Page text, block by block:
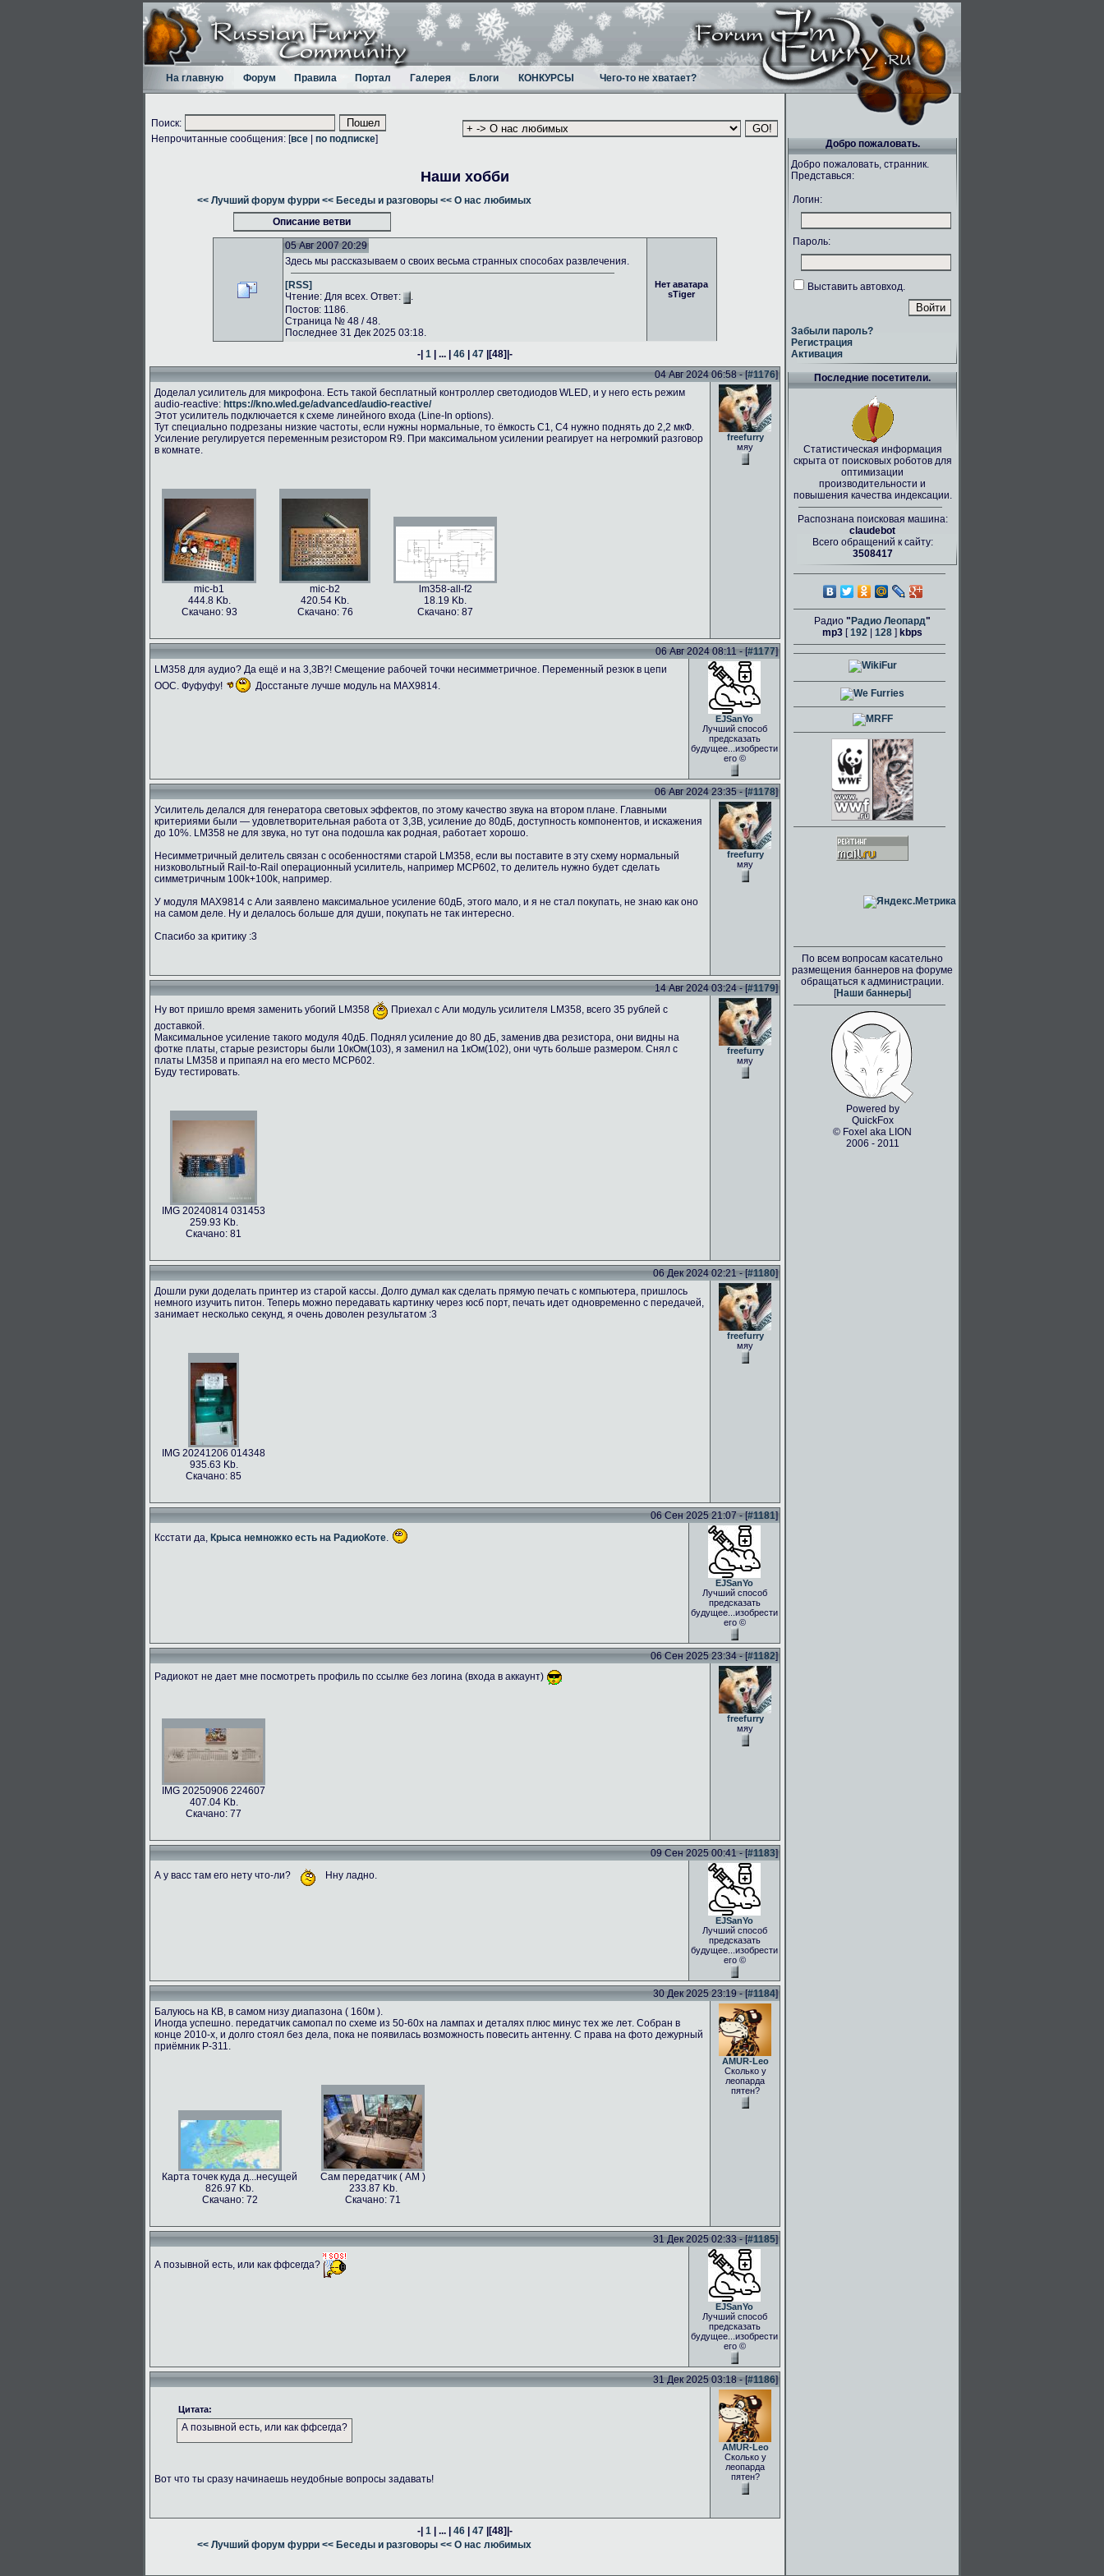
На главную Форум Правила Портал Галерея Блоги КОНКУРСЫ Чего-то не хватает?
Поиск:
Непрочитанные сообщения: [все по подписке]
Наши хобби
<< Лучший форум фурри << Беседы и разговоры << О нас любимых
Описание ветви
05 Авг 2007 20:29
Нет аватара
sTiger
Здесь мы рассказываем о своих весьма странных способах развлечения.
[RSS]
Чтение: Для всех. Ответ:
.
Постов: 1186.
Страница № 48 / 48.
Последнее 31 Дек 2025 03:18.
-| 1 | ... | 46 | 47 |[48]|-
04 Авг 2024 06:58 - [#1176]
Доделал усилитель для микрофона. Есть такой бесплатный контроллер светодиодов WLED, и у него есть режим
audio-reactive: https://kno.wled.ge/advanced/audio-reactive/
Этот усилитель подключается к схеме линейного входа (Line-In options).
Тут специально подрезаны низкие частоты, если нужны нормальные, то ёмкость C1, C4 нужно поднять до 2,2 мкФ.
Усиление регулируется переменным резистором R9. При максимальном усилении реагирует на негромкий разговор
в комнате.
mic-b1
444.8 Kb.
Скачано: 93
mic-b2
420.54 Kb.
Скачано: 76
lm358-all-f2
18.19 Kb.
Скачано: 87
freefurry
мяу
06 Авг 2024 08:11 - [#1177]
LM358 для аудио? Да ещё и на 3,3В?! Смещение рабочей точки несимметричное. Переменный резюк в цепи
ООС. Фуфуфу!
Досстаньте лучше модуль на MAX9814.
EJSanYo
Лучший способ
предсказать
будущее...изобрести
его ©
06 Авг 2024 23:35 - [#1178]
Усилитель делался для генератора световых эффектов, по этому качество звука на втором плане. Главными
критериями были — удовлетворительная работа от 3,3В, усиление до 80дБ, доступность компонентов, и искажения
до 10%. LM358 не для звука, но тут она подошла как родная, работает хорошо.
Несимметричный делитель связан с особенностями старой LM358, если вы поставите в эту схему нормальный
низковольтный Rail-to-Rail операционный усилитель, например MCP602, то делитель нужно будет сделать
симметричным 100k+100k, например.
У модуля MAX9814 с Али заявлено максимальное усиление 60дБ, этого мало, и я не стал покупать, не знаю как оно
на самом деле. Ну и делалось больше для души, покупать не так интересно.
Спасибо за критику :3
freefurry
мяу
14 Авг 2024 03:24 - [#1179]
Ну вот пришло время заменить убогий LM358
Приехал с Али модуль усилителя LM358, всего 35 рублей с
доставкой.
Максимальное усиление такого модуля 40дБ. Поднял усиление до 80 дБ, заменив два резистора, они видны на
фотке платы, старые резисторы были 10кОм(103), я заменил на 1кОм(102), они чуть больше размером. Снял с
платы LM358 и припаял на его место MCP602.
Буду тестировать.
IMG 20240814 031453
259.93 Kb.
Скачано: 81
freefurry
мяу
06 Дек 2024 02:21 - [#1180]
Дошли руки доделать принтер из старой кассы. Долго думал как сделать прямую печать с компьютера, пришлось
немного изучить питон. Теперь можно передавать картинку через юсб порт, печать идет одновременно с передачей,
занимает несколько секунд, я очень доволен результатом :3
IMG 20241206 014348
935.63 Kb.
Скачано: 85
freefurry
мяу
06 Сен 2025 21:07 - [#1181]
Ксстати да, Крыса немножко есть на РадиоКоте
EJSanYo
Лучший способ
предсказать
будущее...изобрести
его ©
06 Сен 2025 23:34 - [#1182]
Радиокот не дает мне посмотреть профиль по ссылке без логина (входа в аккаунт)
IMG 20250906 224607
407.04 Kb.
Скачано: 77
freefurry
мяу
09 Сен 2025 00:41 - [#1183]
А у васс там его нету что-ли?
Нну ладно.
EJSanYo
Лучший способ
предсказать
будущее...изобрести
его ©
30 Дек 2025 23:19 - [#1184]
Балуюсь на КВ, в самом низу диапазона ( 160м ).
Иногда успешно. передатчик самопал по схеме из 50-60х на лампах и деталях плюс минус тех же лет. Собран в
конце 2010-х, и долго стоял без дела, пока не появилась возможность повесить антенну. С права на фото дежурный
приёмник Р-311.
Карта точек куда д...несущей
826.97 Kb.
Скачано: 72
Сам передатчик ( АМ )
233.87 Kb.
Скачано: 71
AMUR-Leo
Сколько у
леопарда
пятен?
31 Дек 2025 02:33 - [#1185]
А позывной есть, или как ффсегда?
EJSanYo
Лучший способ
предсказать
будущее...изобрести
его ©
31 Дек 2025 03:18 - [#1186]
Цитата:
А позывной есть, или как ффсегда?
Вот что ты сразу начинаешь неудобные вопросы задавать!
AMUR-Leo
Сколько у
леопарда
пятен?
-| 1 | ... | 46 | 47 |[48]|-
<< Лучший форум фурри << Беседы и разговоры << О нас любимых
Добро пожаловать.
Добро пожаловать, странник.
Представься:
Логин:
Пароль:
Выставить автовход.
Забыли пароль?
Регистрация
Активация
Последние посетители.
Статистическая информация
скрыта от поисковых роботов для
оптимизации
производительности и
повышения качества индексации.
Распознана поисковая машина:
claudebot
Всего обращений к сайту:
3508417
Радио " Радио Леопард"
mp3 [192 128 ] kbps
По всем вопросам касательно
размещения баннеров на форуме
обращаться к администрации.
[Наши баннеры]
Powered by
QuickFox
© Foxel aka LION
2006 - 2011